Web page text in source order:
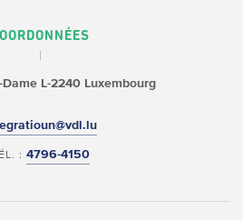
Dame L-2240 Luxembourg
: 4796-4150